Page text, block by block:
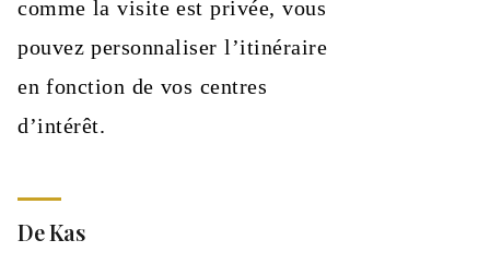
comme la visite est privée, vous
pouvez personnaliser l’itinéraire
en fonction de vos centres
d’intérêt.
De Kas